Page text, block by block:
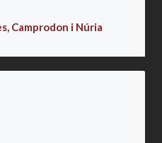
Camprodon i Núria